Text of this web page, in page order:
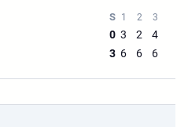
0 3 2
4
3 6 6 6